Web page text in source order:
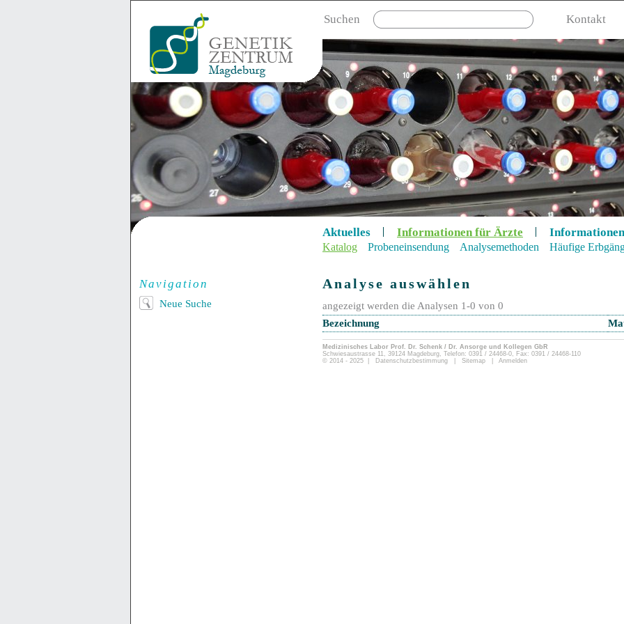
Suchen Kontakt
Navigation
Neue Suche
Aktuelles Informationen für Ärzte
Katalog Probeneinsendung Analysemethoden Häufige
Analyse auswählen
angezeigt werden die Analysen 1-0 von 0
Bezeichnung
Medizinisches Labor Prof. Dr. Schenk / Dr. Ansorge und Kollegen GbR
Schwiesaustrasse 11, 39124 Magdeburg, Telefon: 0391 / 24468-0, Fax: 0391 / 24468-110
© 2014 - 2025 | Datenschutzbestimmung Sitemap Anmelden